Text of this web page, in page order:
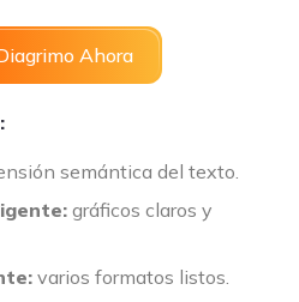
Ahora
semántica del texto.
gráficos claros y
varios formatos listos.